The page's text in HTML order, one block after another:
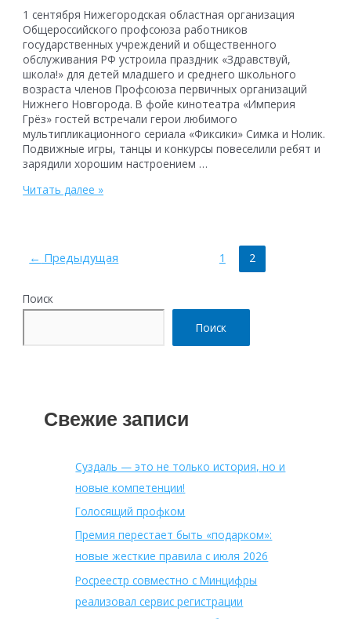
1 сентября Нижегородская областная организация
Общероссийского профсоюза работников
государственных учреждений и общественного
обслуживания РФ устроила праздник «Здравствуй,
школа!» для детей младшего и среднего школьного
возраста членов Профсоюза первичных организаций
Нижнего Новгорода. В фойе кинотеатра «Империя
Грёз» гостей встречали герои любимого
мультипликационного сериала «Фиксики» Симка и Нолик.
Подвижные игры, танцы и конкурсы повеселили ребят и
зарядили хорошим настроением …
Праздник
Читать далее »
Пагинация
записей
← Предыдущая 1 2
Поиск
Поиск
Свежие записи
Суздаль — это не только история, но и
новые компетенции!
Голосящий профком
Премия перестает быть «подарком»:
новые жесткие правила с июля 2026
Росреестр совместно с Минцифры
реализовал сервис регистрации